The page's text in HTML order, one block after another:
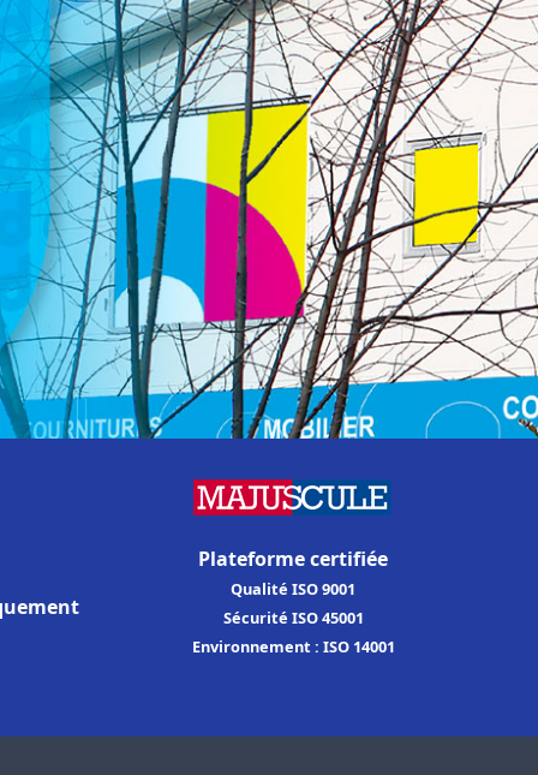
Plateforme certifiée
Qualité ISO 9001
Sécurité ISO 45001
Environnement : ISO 14001